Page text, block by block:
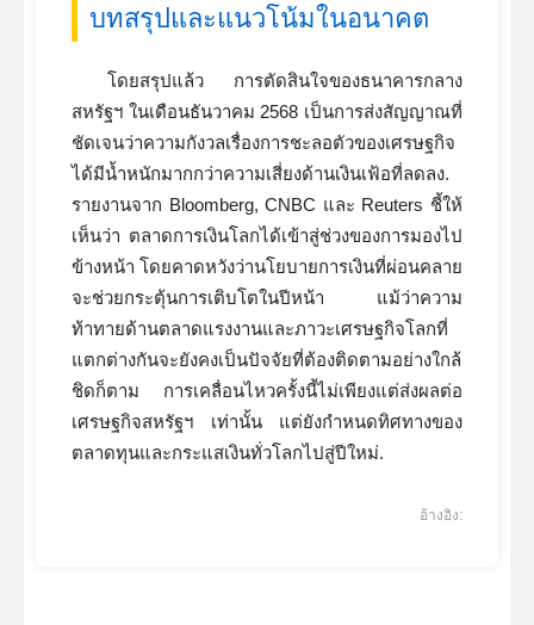
บทสรุปและแนวโน้มในอนาคต
โดยสรุปแล้ว การตัดสินใจของธนาคารกลาง
สหรัฐฯ ในเดือนธันวาคม 2568 เป็นการส่งสัญญาณที่
ชัดเจนว่าความกังวลเรื่องการชะลอตัวของเศรษฐกิจ
ได้มีน้ำหนักมากกว่าความเสี่ยงด้านเงินเฟ้อที่ลดลง.
รายงานจาก Bloomberg, CNBC และ Reuters ชี้ให้
เห็นว่า ตลาดการเงินโลกได้เข้าสู่ช่วงของการมองไป
ข้างหน้า โดยคาดหวังว่านโยบายการเงินที่ผ่อนคลาย
จะช่วยกระตุ้นการเติบโตในปีหน้า แม้ว่าความ
ท้าทายด้านตลาดแรงงานและภาวะเศรษฐกิจโลกที่
แตกต่างกันจะยังคงเป็นปัจจัยที่ต้องติดตามอย่างใกล้
ชิดก็ตาม การเคลื่อนไหวครั้งนี้ไม่เพียงแต่ส่งผลต่อ
เศรษฐกิจสหรัฐฯ เท่านั้น แต่ยังกำหนดทิศทางของ
ตลาดทุนและกระแสเงินทั่วโลกไปสู่ปีใหม่.
อ้างอิง: